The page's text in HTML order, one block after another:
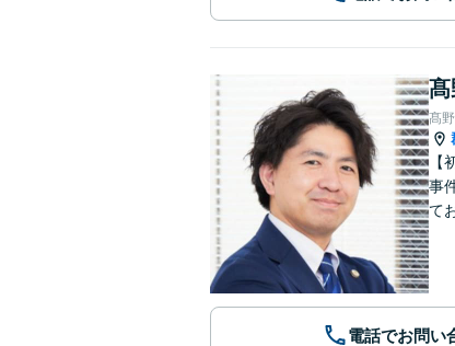
髙
事
て
電話でお問い